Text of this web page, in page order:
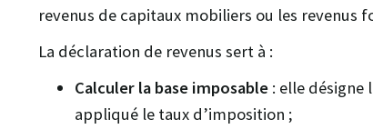
revenus de capitaux mobiliers ou les revenus
La déclaration de revenus sert à :
Calculer la base imposable : elle désigne
appliqué le taux d’imposition ;